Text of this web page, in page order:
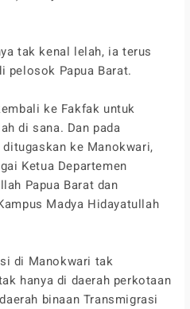
tak kenal lelah, ia terus
pelosok Papua Barat.
ke Fakfak untuk
di sana. Dan pada
ditugaskan ke Manokwari,
Ketua Departemen
Papua Barat dan
Madya Hidayatullah
di Manokwari tak
hanya di daerah perkotaan
binaan Transmigrasi